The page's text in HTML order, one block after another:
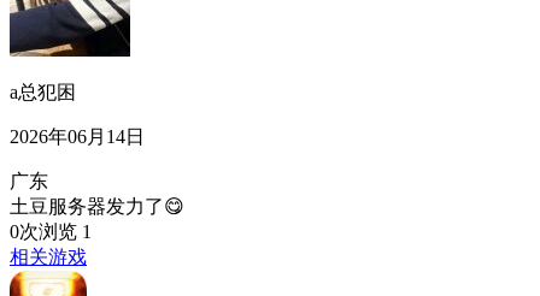
a总犯困
2026年06月14日
广东
土豆服务器发力了😋
0次浏览 1
相关游戏